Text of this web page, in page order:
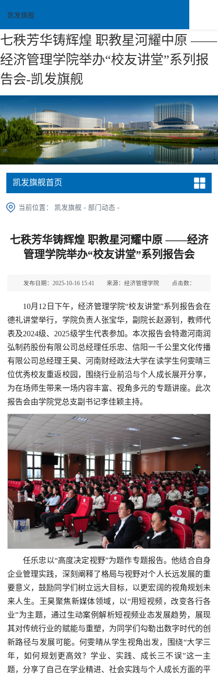
七秩芳华铸辉煌 职教星河耀中原 ——
经济管理学院举办“校友讲堂”系列报
告会-凯发旗舰
凯发旗舰
凯发旗舰首页
当前位置： 凯发旗舰 -部门动态 -
七秩芳华铸辉煌 职教星河耀中原 ——经济
管理学院举办“校友讲堂”系列报告会
发布日期：2025-10-16 15:41 来源：经济管理学院 点击数：
10月12日下午，经济管理学院“校友讲堂”系列报告会在
德礼讲堂举行，学院负责人张宝华，副院长赵源钊，教师代
表及2024级、2025级学生代表参加。本次报告会特邀河南润
弘制药股份有限公司总经理任乐忠、信阳一千公里文化传播
有限公司总经理王昊、河南财经政法大学在读学生何雯晴三
位优秀校友重返校园，围绕行业前沿与个人成长展开分享，
为在场师生带来一场内容丰富、视角多元的专题讲座。此次
报告会由学院党总支副书记李佳颖主持。
任乐忠以“高度决定视野”为题作专题报告。他结合自身
企业管理实践，深刻阐释了格局与视野对个人长远发展的重
要意义，鼓励同学们树立远大目标，以更宏阔的视角规划未
来人生。王昊聚焦新媒体领域，以“用短视频，改变各行各
业”为主题，通过生动案例解析短视频业态发展趋势，展现
其对传统行业的赋能与重塑，为同学们勾勒出数字时代的创
新路径与发展可能。何雯晴从学生视角出发，围绕“大学三
年，如何规划更高效？学业、实践、成长三不误”这一主
题，分享了自己在学业精进、社会实践与个人成长方面的平